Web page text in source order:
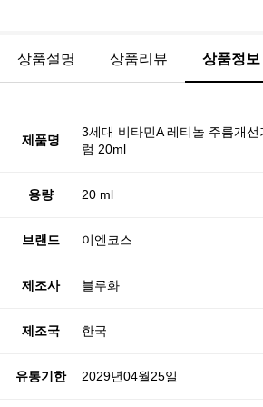
상품설명 상품리뷰 상품정보
제품명
3세대 비타민A 레티놀 주름개
럼 20ml
용량 20 ml
브랜드 이엔코스
제조사 블루화
제조국 한국
유통기한 2029년04월25일